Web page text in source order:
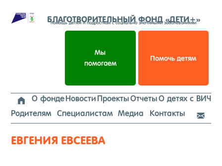
к
содержимому
БЛАГОТВОРИТЕЛЬНЫЙ ФОНД «ДЕТИ+»
помощь детям и подросткам с социально значимыми заболеваниями
Мы
помогаем
Помочь детям
 О фондеНовости ПроектыОтчетыО детях с ВИЧ
Родителям
Специалистам Медиа Контакты 
ЕВГЕНИЯ ЕВСЕЕВА